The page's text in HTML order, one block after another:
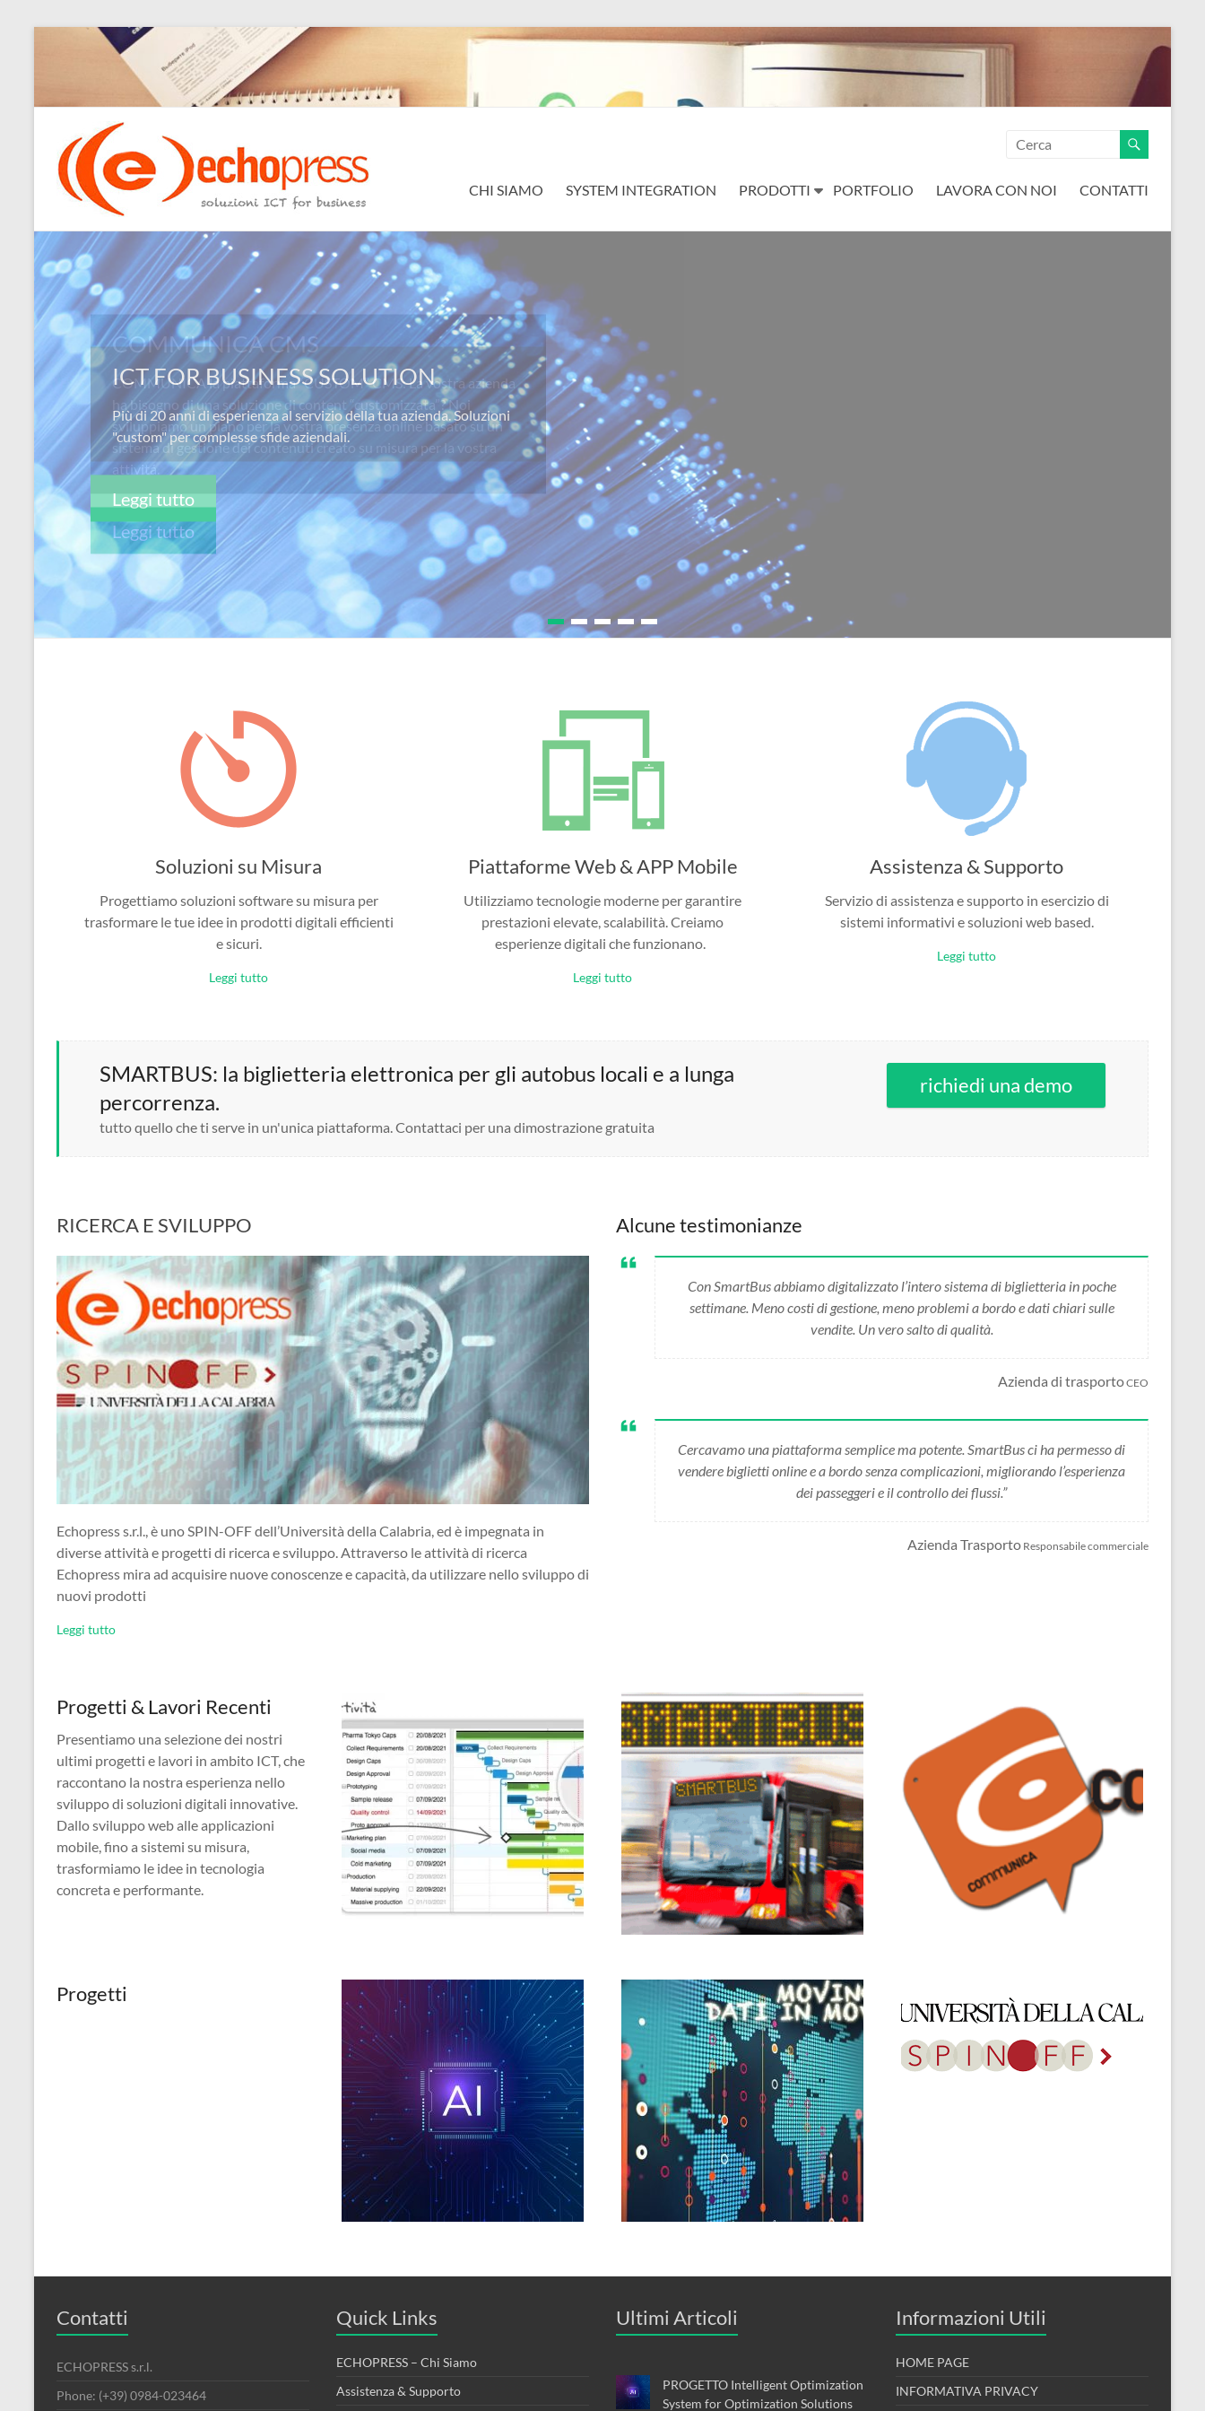
Echopress
s.r.l.
soluzioni
ICT
for
business
Ingegneri
per
passione
CHI SIAMO SYSTEM INTEGRATION PRODOTTI PORTFOLIO LAVORA CON NOI CONTATTI
COMMUNICA CMS
COMMUNICA la piattaforma “CUSTOM” CMS: La vostra azienda
ha bisogno di una soluzione di content “customizzata”? Noi
sviluppiamo un piano per la vostra presenza online basato su un
sistema di gestione dei contenuti creato su misura per la vostra
attivitá.
Leggi tutto
Soluzioni su Misura
Progettiamo soluzioni software su misura per
trasformare le tue idee in prodotti digitali efficienti
e sicuri.
Leggi tutto
Piattaforme Web & APP Mobile
Utilizziamo tecnologie moderne per garantire
prestazioni elevate, scalabilità. Creiamo
esperienze digitali che funzionano.
Leggi tutto
Assistenza & Supporto
Servizio di assistenza e supporto in esercizio di
sistemi informativi e soluzioni web based.
Leggi tutto
SMARTBUS: la biglietteria elettronica per gli autobus locali e a lunga
percorrenza.
tutto quello che ti serve in un'unica piattaforma. Contattaci per una dimostrazione gratuita
richiedi una demo
RICERCA E SVILUPPO
Echopress s.r.l., è uno SPIN-OFF dell’Università della Calabria, ed è impegnata in
diverse attività e progetti di ricerca e sviluppo. Attraverso le attività di ricerca
Echopress mira ad acquisire nuove conoscenze e capacità, da utilizzare nello sviluppo di
nuovi prodotti
Leggi tutto
Alcune testimonianze
Con SmartBus abbiamo digitalizzato l’intero sistema di biglietteria in poche
settimane. Meno costi di gestione, meno problemi a bordo e dati chiari sulle
vendite. Un vero salto di qualità.
Azienda di trasportoCEO
Cercavamo una piattaforma semplice ma potente. SmartBus ci ha permesso di
vendere biglietti online e a bordo senza complicazioni, migliorando l’esperienza
dei passeggeri e il controllo dei flussi.”
Azienda Trasporto Responsabile commerciale
Progetti & Lavori Recenti
Presentiamo una selezione dei nostri
ultimi progetti e lavori in ambito ICT, che
raccontano la nostra esperienza nello
sviluppo di soluzioni digitali innovative.
Dallo sviluppo web alle applicazioni
mobile, fino a sistemi su misura,
trasformiamo le idee in tecnologia
concreta e performante.
Progetti
Contatti
ECHOPRESS s.r.l.
Phone: (+39) 0984-023464
Quick Links
ECHOPRESS – Chi Siamo
Assistenza & Supporto
Ultimi Articoli
PROGETTO Intelligent Optimization
System for Optimization Solutions
Informazioni Utili
HOME PAGE
INFORMATIVA PRIVACY